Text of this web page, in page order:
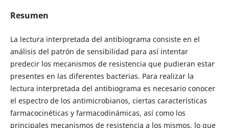
Resumen
La lectura interpretada del antibiograma consiste en el
análisis del patrón de sensibilidad para así intentar
predecir los mecanismos de resistencia que pudieran estar
presentes en las diferentes bacterias. Para realizar la
lectura interpretada del antibiograma es necesario conocer
el espectro de los antimicrobianos, ciertas características
farmacocinéticas y farmacodinámicas, así como los
principales mecanismos de resistencia a los mismos, lo que